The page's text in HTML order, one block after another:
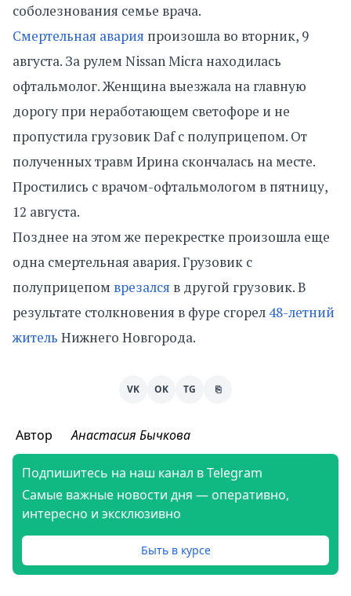
соболезнования семье врача.
Смертельная авария произошла во вторник, 9
августа. За рулем Nissan Micra находилась
офтальмолог. Женщина выезжала на главную
дорогу при неработающем светофоре и не
пропустила грузовик Daf с полуприцепом. От
полученных травм Ирина скончалась на месте.
Простились с врачом-офтальмологом в пятницу,
12 августа.
Позднее на этом же перекрестке произошла еще
одна смертельная авария. Грузовик с
полуприцепом врезался в другой грузовик. В
результате столкновения в фуре сгорел48-летний
житель Нижнего Новгорода.
VK OK TG ⎘
Автор Анастасия Бычкова
Подпишитесь на наш канал в Telegram
Самые важные новости дня — оперативно,
интересно и эксклюзивно
Быть в курсе